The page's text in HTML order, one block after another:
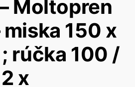
Moltopren
miska 150 x
rúčka 100 /
x